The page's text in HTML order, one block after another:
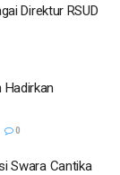
Direktur RSUD
Hadirkan
0
Swara Cantika